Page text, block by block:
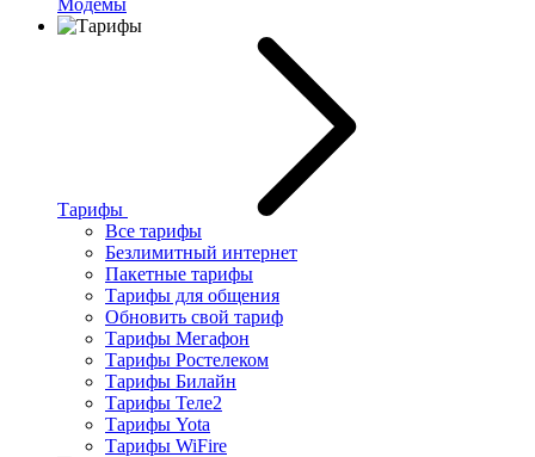
Тарифы
Все тарифы
Безлимитный интернет
Пакетные тарифы
Тарифы для общения
Обновить свой тариф
Тарифы Мегафон
Тарифы Ростелеком
Тарифы Билайн
Тарифы Теле2
Тарифы Yota
Тарифы WiFire